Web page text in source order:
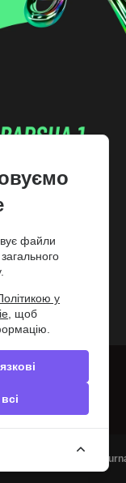
виключно для
| Cash games &
файли
у
, щоб